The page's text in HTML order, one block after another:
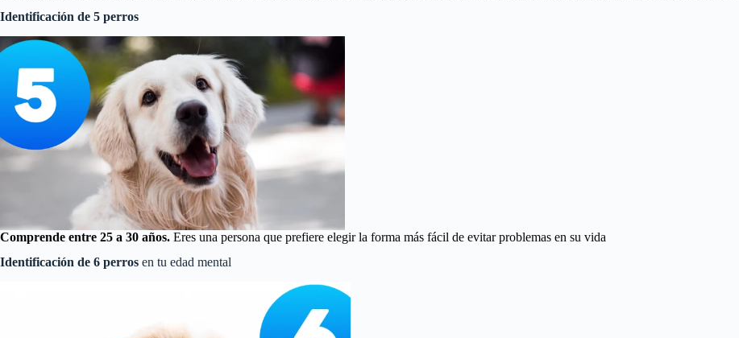
Identificación de 5 perros
Comprende entre 25 a 30 años. Eres una persona que prefiere elegir la forma más fácil de evitar problemas en su vida
Identificación de 6 perros en tu edad mental